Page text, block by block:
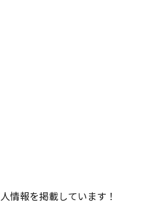
情報を掲載しています！